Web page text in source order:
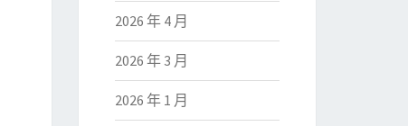
2026 年 4 月
2026 年 3 月
2026 年 1 月